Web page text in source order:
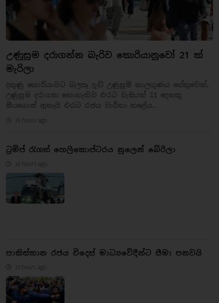
උණුසුම දරාගන්න බැරිව කොරියානුවෝ 21 ක්
මැරිලා
දකුණු කොරියාවට බලපෑ දැඩි උණුසුම් කාලගුණය හේතුවෙන්,
උණුසුම දරාගත නොහැකිව එරට වැසියන් 21 දෙනකු
මියගොස් ඇතැයි එරට රජය වාර්තා කළේය...
16 hours ago
ට්‍රම්ප් රැගත් හෙලිකොප්ටරය නූලෙන් බේරිලා
16 hours ago
පාකිස්තාන රජය විදෙස් මාධ්‍යවේදීන්ට සීමා පනවයි
21 hours ago